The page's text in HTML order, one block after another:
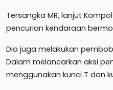
Tersangka MR, lanjut
pencurian kendaraan
Dia juga melakukan
Dalam melancarkan aksi
menggunakan kunci T dan